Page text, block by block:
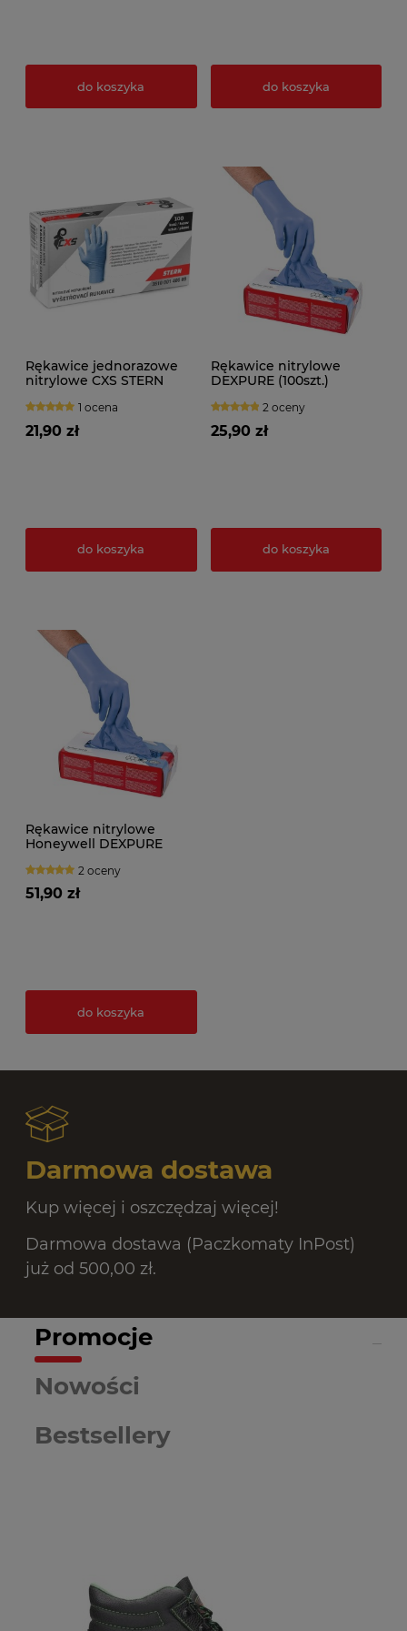
do koszyka do koszyka
Rękawice jednorazowe
nitrylowe CXS STERN
1 ocena
21,90 zł
do koszyka
Rękawice nitrylowe
DEXPURE (100szt.)
2 oceny
25,90 zł
do koszyka
Rękawice nitrylowe
Honeywell DEXPURE
2 oceny
51,90 zł
do koszyka
Darmowa dostawa
Kup więcej i oszczędzaj więcej!
Darmowa dostawa (Paczkomaty InPost)
już od 500,00 zł.
Promocje
Nowości
Bestsellery